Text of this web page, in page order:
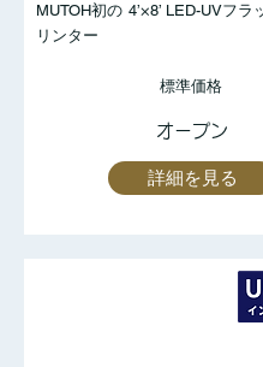
MUTOH初の 4’×8’ LED-UVフラ
リンター
標準価格
オープン
詳細を見る